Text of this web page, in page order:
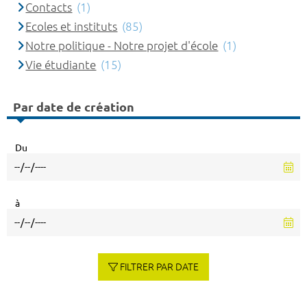
Contacts (1)
Ecoles et instituts (85)
Notre politique - Notre projet d'école (1)
Vie étudiante (15)
Par date de création
Du
à
FILTRER PAR DATE